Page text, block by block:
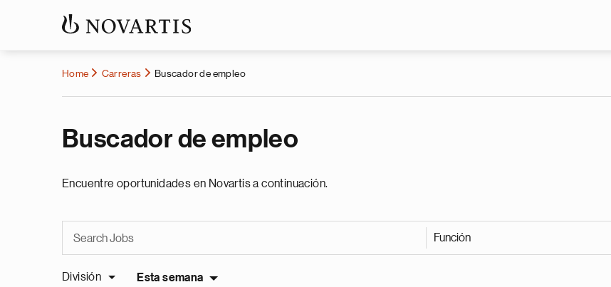
Home Carreras Buscador de empleo
Buscador de empleo
Encuentre oportunidades en Novartis a continuación.
Función
División Esta semana